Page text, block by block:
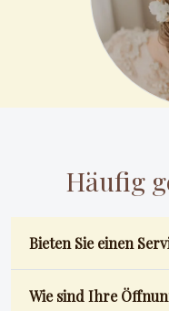
Häufig
Bieten Sie einen
Wie sind Ihre